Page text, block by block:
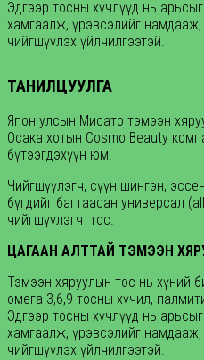
Эдгээр тосны хүчлүүд нь
хамгаалж, үрэвсэлийг
чийгшүүлэх үйлчилгээтэй.
ТАНИЛЦУУЛГА
Япон улсын Мисато тэмээн
Осака хотын Cosmo Beauty
бүтээгдэхүүн юм.
Чийгшүүлэгч, сүүн шингэн,
бүгдийг багтаасан универсал
чийгшүүлэгч тос.
ЦАГААН АЛТТАЙ ТЭМЭЭН
Тэмээн хяруулын тос нь хүний
омега 3,6,9 тосны хүчил,
Эдгээр тосны хүчлүүд нь
хамгаалж, үрэвсэлийг
чийгшүүлэх үйлчилгээтэй.